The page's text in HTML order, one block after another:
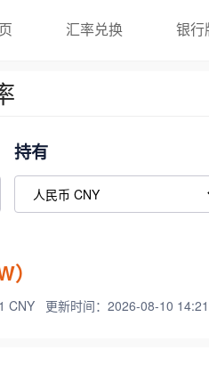
汇率兑换 银行
持有
CNY 更新时间：2026-08-10